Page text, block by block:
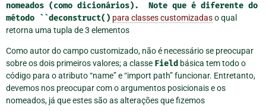
nomeados (como dicionários). Note que é diferente do
método
``deconstruct() para classes customizadaso qual
retorna uma tupla de 3 elementos
Como autor do campo customizado, não é necessário se preocupar
sobre os dois primeiros valores; a classe Field básica tem todo o
código para o atributo “name” e “import path” funcionar. Entretanto,
devemos nos preocupar com o argumentos posicionais e os
nomeados, já que estes são as alterações que fizemos